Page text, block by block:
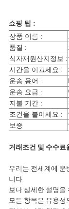
쇼핑 팁 :
상품 이름 :
품질 :
식자재원산지정보 :
시간을 이끄세요 :
운송 용어 :
운송 요금 :
지불 기간 :
조건을 붙이세요 :
보증
거래조건 및 수수료
우리는 전세계에 운
니다.
보다 상세한 설명을
모든 항목은 유용성